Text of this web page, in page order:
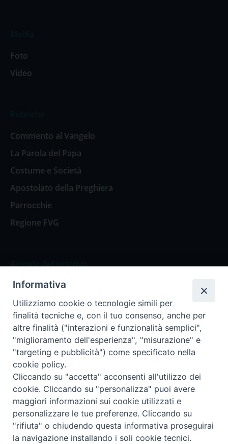
Foto
Video
Commento al Vangelo
La Parola del Papa
Costume e Società
Apostolato della Preghiera
Parrocchie
Regione FVG
Agenda del vescovo
Agenda del vescovo
Privacy Policy Trasparenza
Termini e Condizioni
Informativa per il trattamento dei dati personali
Cookie Policy
Informativa
Utilizziamo cookie o tecnologie simili per
finalità tecniche e, con il tuo consenso, anche per
altre finalità ("interazioni e funzionalità semplici",
"miglioramento dell'esperienza", "misurazione" e
"targeting e pubblicità") come specificato nella
cookie policy.
Cliccando su "accetta" acconsenti all'utilizzo dei
cookie. Cliccando su "personalizza" puoi avere
maggiori informazioni sui cookie utilizzati e
personalizzare le tue preferenze. Cliccando su
"rifiuta" o chiudendo questa informativa proseguirai
la navigazione installando i soli cookie tecnici.